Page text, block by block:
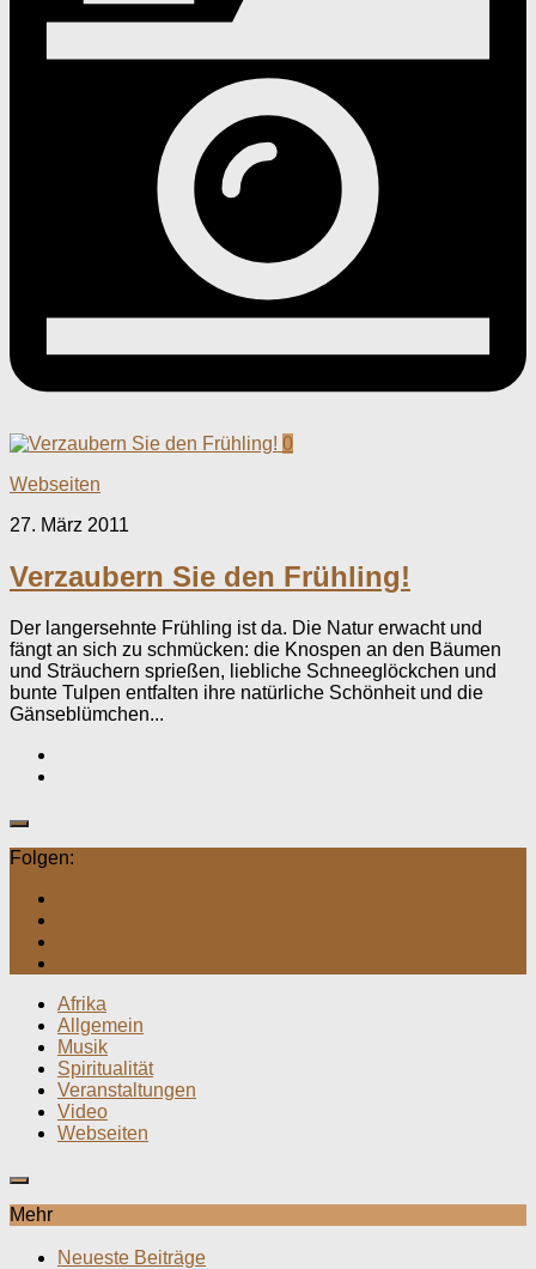
0
Webseiten
27. März 2011
Verzaubern Sie den Frühling!
Der langersehnte Frühling ist da. Die Natur erwacht und
fängt an sich zu schmücken: die Knospen an den Bäumen
und Sträuchern sprießen, liebliche Schneeglöckchen und
bunte Tulpen entfalten ihre natürliche Schönheit und die
Gänseblümchen...
Folgen:
Afrika
Allgemein
Musik
Spiritualität
Veranstaltungen
Video
Webseiten
Mehr
Neueste Beiträge